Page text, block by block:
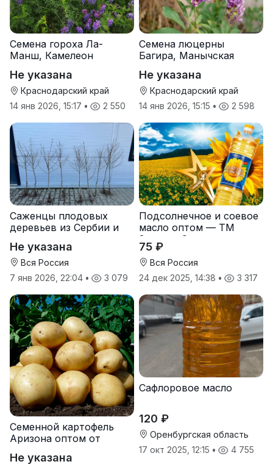
Семена гороха Ла-
Манш, Камелеон
Не указана
Краснодарский край
14 янв 2026, 15:17 • 2 550
Семена люцерны
Багира, Манычская
Не указана
Краснодарский край
14 янв 2026, 15:15 • 2 598
Саженцы плодовых
деревьев из Сербии и
Не указана
Вся Россия
7 янв 2026, 22:04 • 3 079
Подсолнечное и соевое
масло оптом — ТМ
Золотая Семечка
75 ₽
Вся Россия
24 дек 2025, 14:38 • 3 317
Семенной картофель
Аризона оптом от
Не указана
Сафлоровое масло
120 ₽
Оренбургская область
17 окт 2025, 12:15 • 4 755